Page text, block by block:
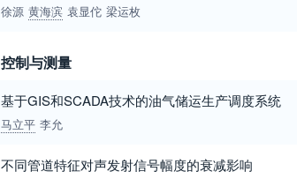
徐源 黄海滨 袁显佗 梁运枚
控制与测量
基于GIS和SCADA技术的油气储运生产调度系统
马立平 李允
不同管道特征对声发射信号幅度的衰减影响